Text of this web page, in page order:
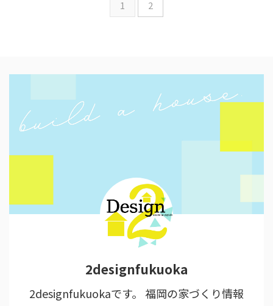
1 2
2designfukuoka
2designfukuokaです。 福岡の家づくり情報